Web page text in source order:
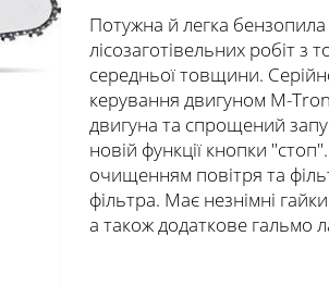
Потужна й легка
лісозаготівельних робіт
середньої товщини.
керування двигуном M-
двигуна та спрощений
новій функції кнопки
очищенням повітря та
фільтра. Має незнімні
а також додаткове гальмо